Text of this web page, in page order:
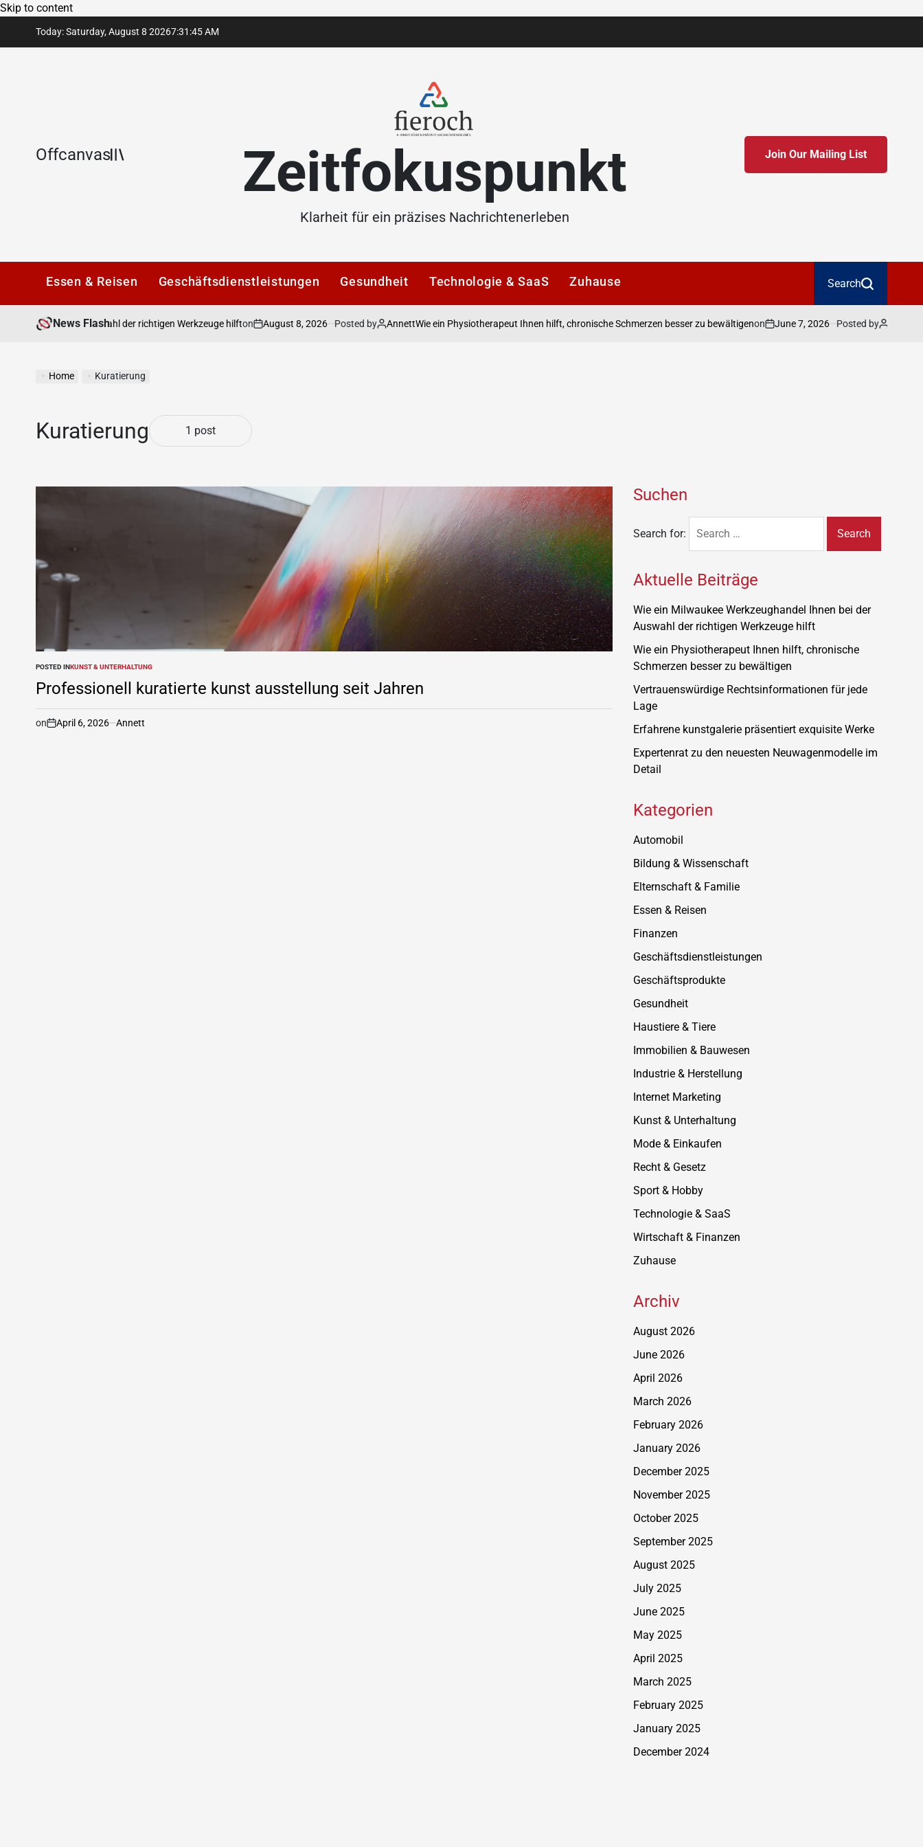
Skip to content
Today: Saturday, August 8 20267:31 :45AM
Offcanvas Zeitfokuspunkt
Klarheit für ein präzises Nachrichtenerleben
Join Our Mailing List
Essen & Reisen Geschäftsdienstleistungen Gesundheit Technologie & SaaS Zuhause Search
News Flash
bei der Auswahl der richtigen Werkzeuge hilfton August 8, 2026 Posted by AnnettWie ein Physiotherapeut Ihnen hilft, chronische Schmerzen besser zu bewältigenon June 7, 2026 Posted by Annett
Home Kuratierung
Kuratierung 1 post
POSTED INKUNST & UNTERHALTUNG
Professionell kuratierte kunst ausstellung seit Jahren
on April 6, 2026 Annett
Suchen
Search for:
Aktuelle Beiträge
Wie ein Milwaukee Werkzeughandel Ihnen bei der
Auswahl der richtigen Werkzeuge hilft
Wie ein Physiotherapeut Ihnen hilft, chronische
Schmerzen besser zu bewältigen
Vertrauenswürdige Rechtsinformationen für jede
Lage
Erfahrene kunstgalerie präsentiert exquisite Werke
Expertenrat zu den neuesten Neuwagenmodelle im
Detail
Kategorien
Automobil
Bildung & Wissenschaft
Elternschaft & Familie
Essen & Reisen
Finanzen
Geschäftsdienstleistungen
Geschäftsprodukte
Gesundheit
Haustiere & Tiere
Immobilien & Bauwesen
Industrie & Herstellung
Internet Marketing
Kunst & Unterhaltung
Mode & Einkaufen
Recht & Gesetz
Sport & Hobby
Technologie & SaaS
Wirtschaft & Finanzen
Zuhause
Archiv
August 2026
June 2026
April 2026
March 2026
February 2026
January 2026
December 2025
November 2025
October 2025
September 2025
August 2025
July 2025
June 2025
May 2025
April 2025
March 2025
February 2025
January 2025
December 2024